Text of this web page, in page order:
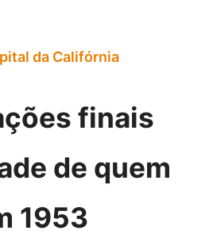
da Califórnia
finais
de quem
1953